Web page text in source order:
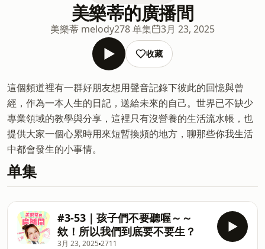
美樂蒂的廣播間
美樂蒂 melody278 单集 3月 23, 2025
收藏
這個頻道裡有一群好朋友想用聲音記錄下彼此的回憶與曾
經，作為一本人生的日記，送給未來的自己。世界已不缺少
專業領域的教學與分享，這裡只有沒營養的生活流水帳，也
提供大家一個心累時用來短暫換頻的地方，聊那些你我生活
中都會發生的小事情。
单集
#3-53｜孩子們不要聽喔～～
欸！所以我們到底要不要生？
3月 23, 2025 2711